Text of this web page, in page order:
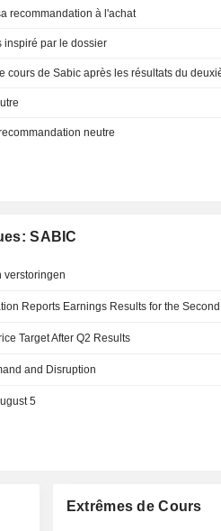
recommandation à l'achat
inspiré par le dossier
neutre
SABIC
verstoringen
Target After Q2 Results
and Disruption
5
Extrêmes de Cours